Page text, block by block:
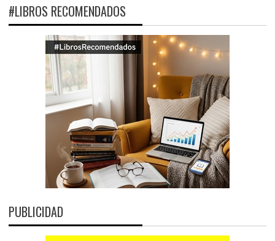
#LIBROS RECOMENDADOS
PUBLICIDAD